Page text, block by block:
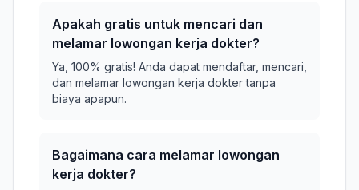
Apakah gratis untuk mencari dan
melamar lowongan kerja dokter?
Ya, 100% gratis! Anda dapat mendaftar, mencari,
dan melamar lowongan kerja dokter tanpa
biaya apapun.
Bagaimana cara melamar lowongan
kerja dokter?